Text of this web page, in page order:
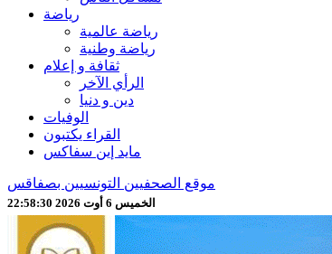
رياضة
رياضة عالمية
رياضة وطنية
ثقافة و إعلام
الرأي الآخر
دين و دنيا
الوفيات
القراء يكتبون
مايد إين سفاكس
موقع الصحفيين التونسيين بصفاقس
الخميس 6 أوت 2026 22:58:32